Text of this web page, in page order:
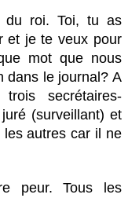
roi. Toi, tu as
et je te veux pour
mot que nous
dans le journal? A
secrétaires-
(surveillant) et
autres car il ne
peur. Tous les